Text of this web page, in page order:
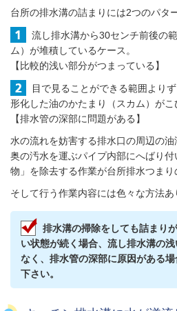
台所の排水溝の詰まりには2つのパタ
流し排水溝から30センチ前後の
ム）が堆積しているケース。
【比較的浅い部分がつまっている】
目で見ることができる範囲より
形化した油のかたまり（スカム）がこ
【排水管の深部に問題がある】
水の流れを妨害する排水口の周辺の
奥の汚水を運ぶパイプ内部にへばり
物」を除去する作業が台所排水つまり
そして行う作業内容には色々な方法あ
排水溝の掃除をしても詰まり
い状態が続く場合、流し排水溝の
なく、排水管の深部に原因がある
下さい。